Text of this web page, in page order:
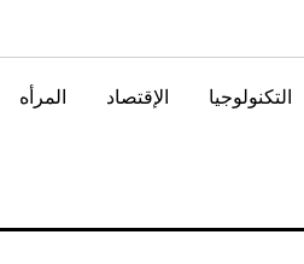
التكنولوجيا الإقتصاد المرأه